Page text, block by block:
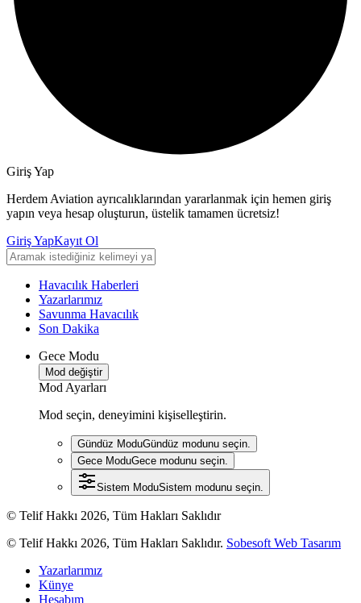
Giriş Yap
Herdem Aviation ayrıcalıklarından yararlanmak için hemen giriş
yapın veya hesap oluşturun, üstelik tamamen ücretsiz!
Giriş YapKayıt Ol
Havacılık Haberleri
Yazarlarımız
Savunma Havacılık
Son Dakika
Gece Modu
Mod değiştir
Mod Ayarları
Mod seçin, deneyimini kişiselleştirin.
Gündüz ModuGündüz modunu seçin.
Gece ModuGece modunu seçin.
Sistem ModuSistem modunu seçin.
© Telif Hakkı 2026, Tüm Hakları Saklıdır
© Telif Hakkı 2026, Tüm Hakları Saklıdır. Sobesoft Web Tasarım
Yazarlarımız
Künye
Hesabım